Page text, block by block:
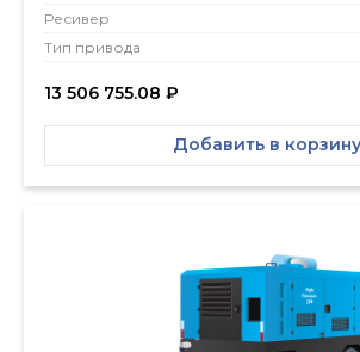
Ресивер
Тип привода
13 506 755.08 ₽
Добавить в корзину